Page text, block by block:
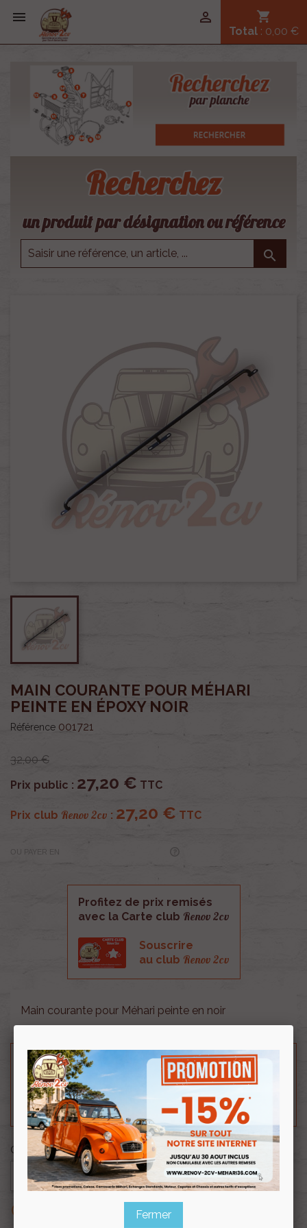
 shopping_cart
Total : 0,00 €

Recherchez
un produit par désignation ou référence

MAIN COURANTE POUR MÉHARI
PEINTE EN ÉPOXY NOIR
Référence 001721
32,00 €
Prix public : 27,20 € TTC
Prix club Renov 2cv : 27,20 € TTC
OU PAYER EN
Profitez de prix remisés
avec la Carte club Renov 2cv
Souscrire
au club Renov 2cv
Main courante pour Méhari peinte en noir
Besoin d'un renseignement technique sur le produit
? N'hésitez pas à contacter notre service
technique au0254 277 154
renov2cv.technique@gmail.com
Quantité
 AJOUTER AU PANIER
 Fermer